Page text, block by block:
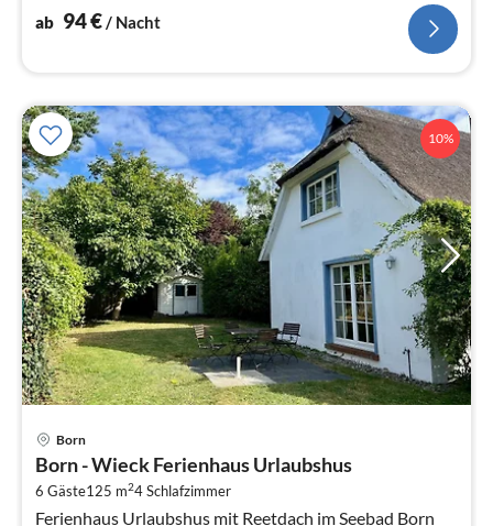
ab 94€/ Nacht
10%
Born
Born - Wieck Ferienhaus Urlaubshus
6 Gäste125 m24Schlafzimmer
Ferienhaus Urlaubshus mit Reetdach im Seebad Born